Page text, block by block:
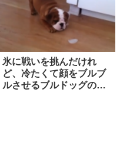
氷に戦いを挑んだけれ
ど、冷たくて顔をブルブ
ルさせるブルドッグの赤